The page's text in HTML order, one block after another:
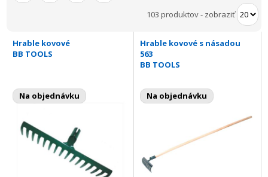
103 produktov- zobraziť
Hrable kovové
BB TOOLS
Na objednávku
Hrable kovové s násadou
563
BB TOOLS
Na objednávku